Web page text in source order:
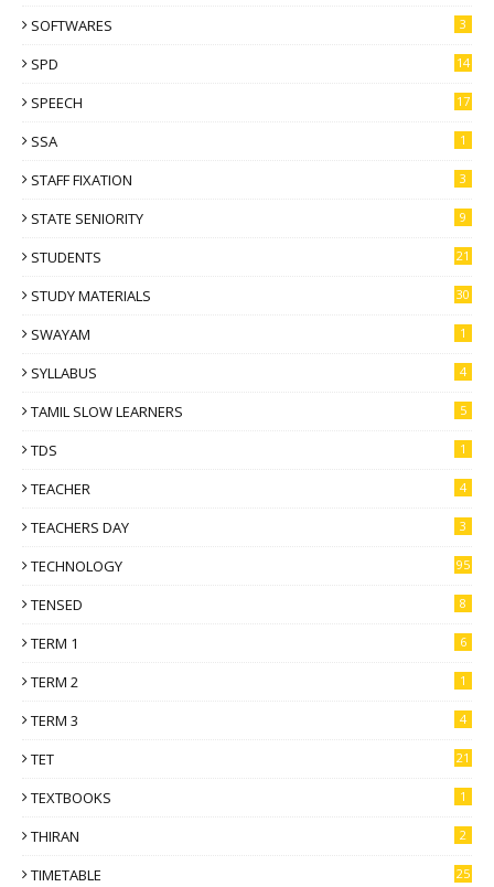
SOFTWARES 3
SPD 14
SPEECH 17
SSA 1
STAFF FIXATION 3
STATE SENIORITY 9
STUDENTS 21
STUDY MATERIALS 30
SWAYAM 1
SYLLABUS 4
TAMIL SLOW LEARNERS 5
TDS 1
TEACHER 4
TEACHERS DAY 3
TECHNOLOGY 95
TENSED 8
TERM 1 6
TERM 2 1
TERM 3 4
TET 21
TEXTBOOKS 1
THIRAN 2
TIMETABLE 25